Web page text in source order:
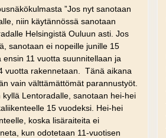
”Jos nyt sanotaan
niin käytännössä sanotaan
Helsingistä Ouluun asti. Jos
sanotaan ei nopeille junille 15
ensin 11 vuotta suunnitellaan ja
vuotta rakennetaan. Tänä aikana
vain välttämättömät parannustyöt.
kyllä Lentoradalle, sanotaan hei-hei
15 vuodeksi. Hei-hei
koska lisäraiteita ei
kun odotetaan 11-vuotisen